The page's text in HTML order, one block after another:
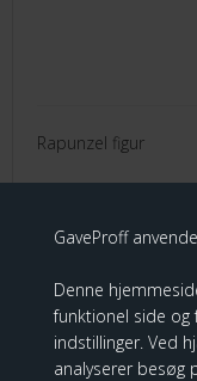
GaveProff
Denne
funktionel side og
indstillinger. Ved
analyserer besøg
Rapunzel figur